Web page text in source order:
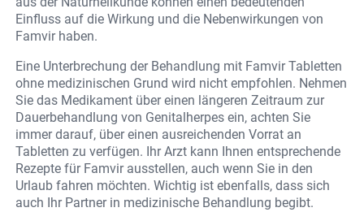
Einfluss auf die Wirkung und die Nebenwirkungen von
Famvir haben.
Eine Unterbrechung der Behandlung mit Famvir Tabletten
ohne medizinischen Grund wird nicht empfohlen. Nehmen
Sie das Medikament über einen längeren Zeitraum zur
Dauerbehandlung von Genitalherpes ein, achten Sie
immer darauf, über einen ausreichenden Vorrat an
Tabletten zu verfügen. Ihr Arzt kann Ihnen entsprechende
Rezepte für Famvir ausstellen, auch wenn Sie in den
Urlaub fahren möchten. Wichtig ist ebenfalls, dass sich
auch Ihr Partner in medizinische Behandlung begibt.